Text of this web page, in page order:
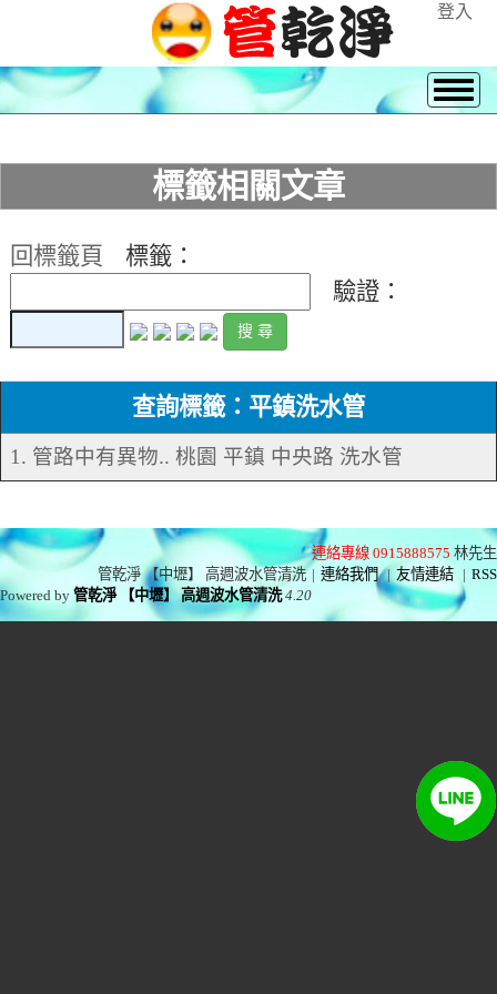
登入
標籤相關文章
回標籤頁
標籤：
驗證：
查詢標籤：平鎮洗水管
1. 管路中有異物.. 桃園 平鎮 中央路 洗水管
連絡專線 0915888575 林先生
管乾淨 【中壢】 高週波水管清洗 | 連絡我們 | 友情連結 | RSS
Powered by管乾淨 【中壢】 高週波水管清洗 4.20